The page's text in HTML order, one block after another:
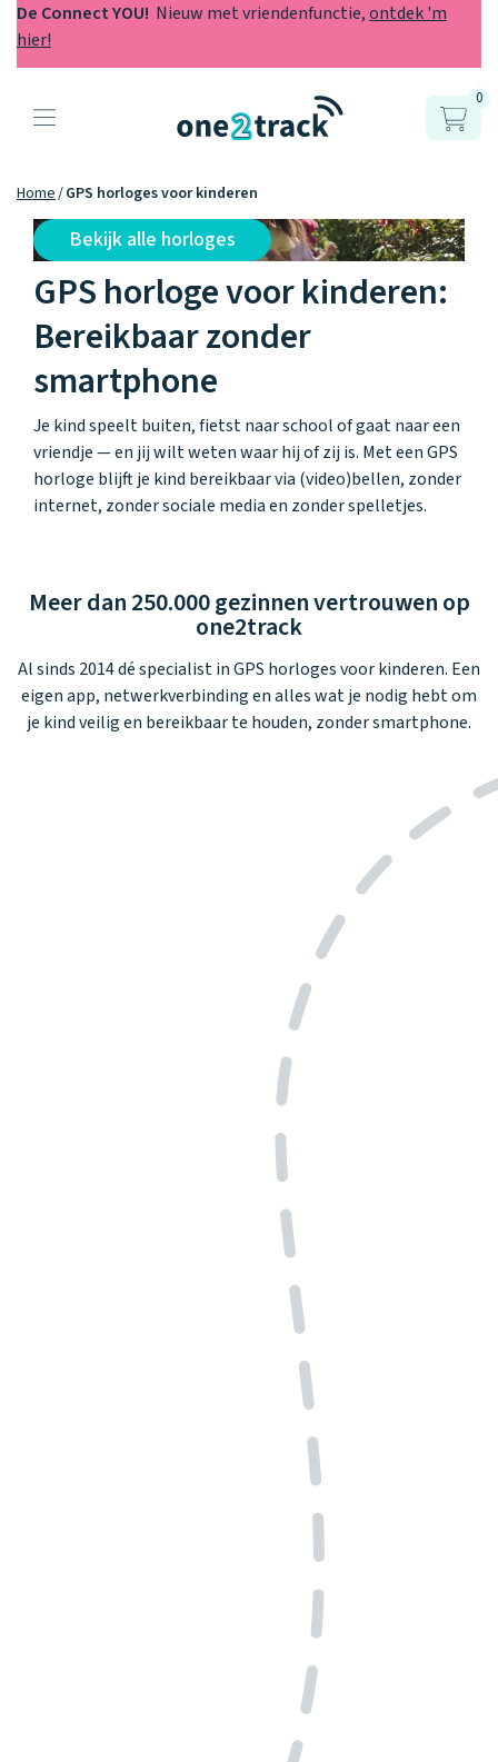
De Connect YOU! Nieuw met vriendenfunctie,ontdek 'm
hier!
Producten
horloges
YOU NEXT UP
vergelijken
Tweedekans
Ontdek alle
Horlogebandjes
Opladers
Ontdek alle
Personaliseer
je bandje!
Kies je eigen
helemaal van
jou.
Hoe werkt
het?
Ontdek hoe
het werkt
Zo werken het
kinderhorloge
en de
one2track-app
samen.
Positie en GPS
Datakosten
Waarom one2track
Care
App updates
Blogs
Over ons
Ons verhaal
Stichting
0
Home GPS horloges voor kinderen
Bekijk alle horloges
GPS horloge voor kinderen:
Bereikbaar zonder
smartphone
Je kind speelt buiten, fietst naar school of gaat naar een
vriendje — en jij wilt weten waar hij of zij is. Met een GPS
horloge blijft je kind bereikbaar via (video)bellen, zonder
internet, zonder sociale media en zonder spelletjes.
Meer dan 250.000 gezinnen vertrouwen op
one2track
Al sinds 2014 dé specialist in GPS horloges voor kinderen. Een
eigen app, netwerkverbinding en alles wat je nodig hebt om
je kind veilig en bereikbaar te houden, zonder smartphone.